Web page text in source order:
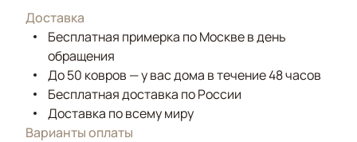
Доставка
Бесплатная примерка по Москве в день
обращения
До 50 ковров — у вас дома в течение 48 часов
Бесплатная доставка по России
Доставка по всему миру
Варианты оплаты